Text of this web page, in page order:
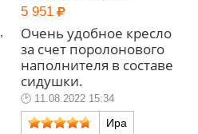
5 951
Очень удобное кресло
за счет поролонового
наполнителя в составе
сидушки.
11.08.2022 15:34
Ира